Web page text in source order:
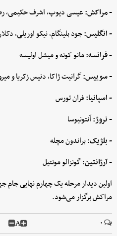
- مراکش:عیسی دیوپ، اشرف حکیمی،
- انگلیس:جود بلینگام، نیکو اوریلی،
- فرانسه:مانو کونه و میشل اولیسه
- سوییس:گرانیت ژاکا، دنیس زکریا و
- اسپانیا:فران تورس
- نروژ:آنتونیوسا
- بلژیک:براندون مچله
- آرژانتین:گونزالو مونتیل
اولین دیدار مرحله یک چهارم نهایی جام
مراکش برگزار می‌شود.
۰ A